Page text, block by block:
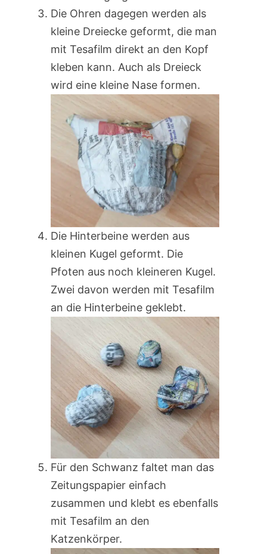
Die Ohren dagegen werden als
kleine Dreiecke geformt, die man
mit Tesafilm direkt an den Kopf
kleben kann. Auch als Dreieck
wird eine kleine Nase formen.
Die Hinterbeine werden aus
kleinen Kugel geformt. Die
Pfoten aus noch kleineren Kugel.
Zwei davon werden mit Tesafilm
an die Hinterbeine geklebt.
Für den Schwanz faltet man das
Zeitungspapier einfach
zusammen und klebt es ebenfalls
mit Tesafilm an den
Katzenkörper.